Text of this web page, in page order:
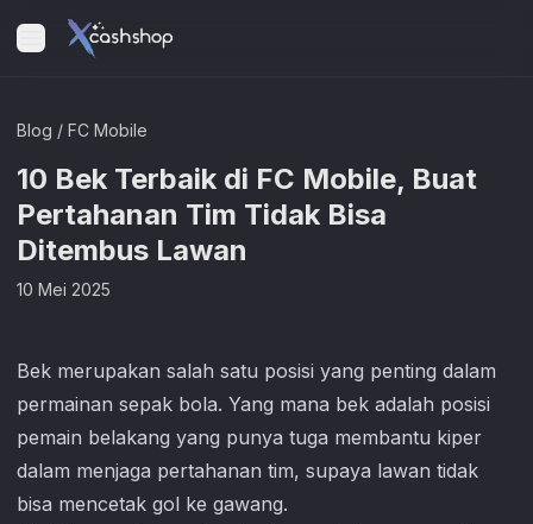
Blog / FC Mobile
10 Bek Terbaik di FC Mobile, Buat
Pertahanan Tim Tidak Bisa
Ditembus Lawan
10 Mei 2025
Bek merupakan salah satu posisi yang penting dalam
permainan sepak bola. Yang mana bek adalah posisi
pemain belakang yang punya tuga membantu kiper
dalam menjaga pertahanan tim, supaya lawan tidak
bisa mencetak gol ke gawang.